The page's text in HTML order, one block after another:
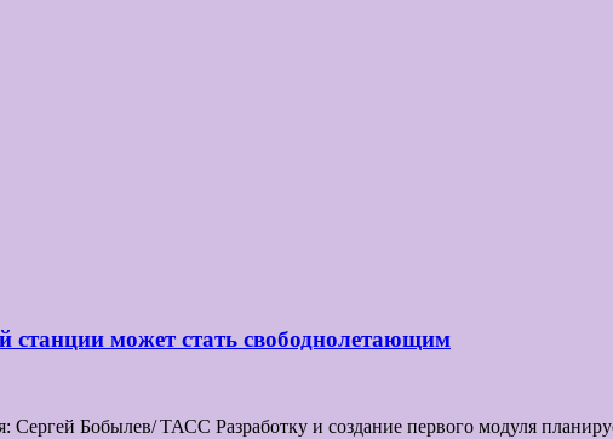
станции может стать свободнолетающим
Бобылев/ ТАСС Разработку и создание первого модуля